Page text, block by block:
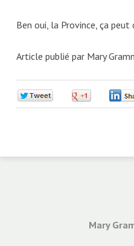
Ben oui, la Province, ça peut
Article publié par Mary
Mary